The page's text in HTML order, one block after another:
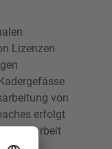
Lizenzen
von
erfolgt